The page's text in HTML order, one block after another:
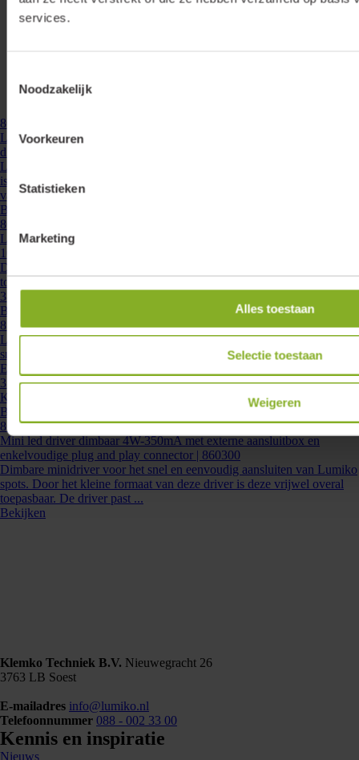
services.
Noodzakelijk
Voorkeuren
Statistieken
Marketing
Alles toestaan
Selectie toestaan
Weigeren
860230
Lumiko led driver IP20 constante stroom 300-1050mA, 38W, Zigbee,
dimbaar | 860230
Led driver constante stroom , welke met stappen van 50mA instelbaar
is tussen 300mA en 1050mA. De driver heeft een Maximum vermogen
van 38W. Deze driver kan bediend ...
Bekijken
860006
Lumiko led driver IP20 constante stroom 300-1050 mA, 38W, 0/1-
10V | 860006
Deze led driver werkt op constante stroom en is instelbaar van 300mA
tot 1050mA in stappen van 50mA. Met een maximaal vermogen van
38W biedt deze driver voldoende ...
Bekijken
876820- DRV-12W-INST-ZS
Led driver IP20 constante stroom 350/700mA, 12,5W, 32V, zonder
snoer
Een universele LED driver in een fraaie compacte behuizing die zowel
350 of 700 mA kan leveren. Voorzien van 4 beveiligingen tegen:
Korsluiting, thermisch,onbelast ...
Bekijken
860300- LD-MINI-4-350D
Mini led driver dimbaar 4W-350mA met externe aansluitbox en
enkelvoudige plug and play connector | 860300
Dimbare minidriver voor het snel en eenvoudig aansluiten van Lumiko
spots. Door het kleine formaat van deze driver is deze vrijwel overal
toepasbaar. De driver past ...
Bekijken
Klemko Techniek B.V. Nieuwegracht 26
3763 LB Soest
E-mailadres info@lumiko.nl
Telefoonnummer 088 - 002 33 00
Kennis en inspiratie
Nieuws